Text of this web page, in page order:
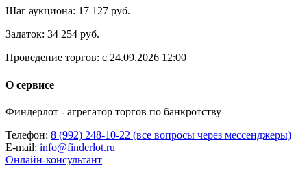
Шаг аукциона: 17 127 руб.
Задаток: 34 254 руб.
Проведение торгов: с 24.09.2026 12:00
О сервисе
Финдерлот - агрегатор торгов по банкротству
Телефон: 8 (992) 248-10-22 (все вопросы через мессенджеры)
E-mail: info@finderlot.ru
Онлайн-консультант